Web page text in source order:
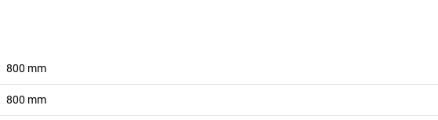
800 mm
800 mm